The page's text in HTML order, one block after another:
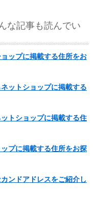
な記事も読んでい
ップに掲載する住所をお
ットショップに掲載する
トショップに掲載する住
プに掲載する住所をお探
ンドアドレスをご紹介し